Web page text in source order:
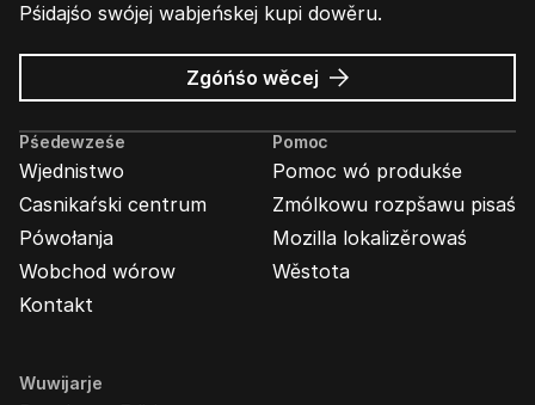
Pśidajśo swójej wabjeńskej kupi dowěru.
Zgóńśo wěcej wó
Wabjenje
Mozilla
Pśedewześe
Wjednistwo
Casnikaŕski centrum
Pówołanja
Wobchod wórow
Kontakt
Pomoc
Pomoc wó produkśe
Zmólkowu rozpšawu pisaś
Mozilla lokalizěrowaś
Wěstota
Wuwijarje